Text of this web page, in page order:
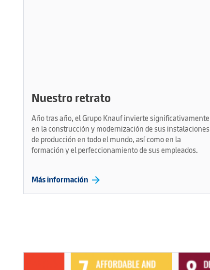
Nuestro retrato
Año tras año, el Grupo Knauf invierte significativamente
en la construcción y modernización de sus instalaciones
de producción en todo el mundo, así como en la
formación y el perfeccionamiento de sus empleados.
Más información arrow_forward